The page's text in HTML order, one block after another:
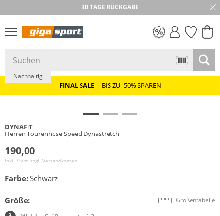
30 TAGE RÜCKGABE
PREIS & WERT
FINAL SALE | BIS ZU -50% SPAREN
Nachhaltig
DYNAFIT
Herren Tourenhose Speed Dynastretch
190,00
inkl. Mwst zzgl. Versandkosten
Farbe: Schwarz
Größe: Größentabelle